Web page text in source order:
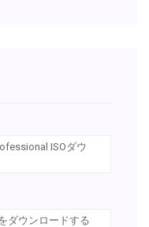
ISOダウ
ダウンロードする